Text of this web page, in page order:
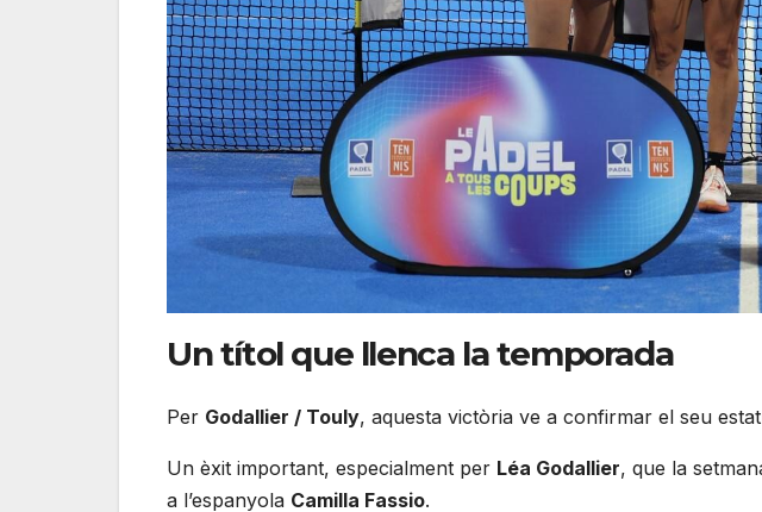
Un títol que llenca la temporada
Per Godallier / Touly, aquesta victòria ve a confirmar el seu
Un èxit important, especialment per Léa Godallier, que la
a l’espanyola Camilla Fassio.